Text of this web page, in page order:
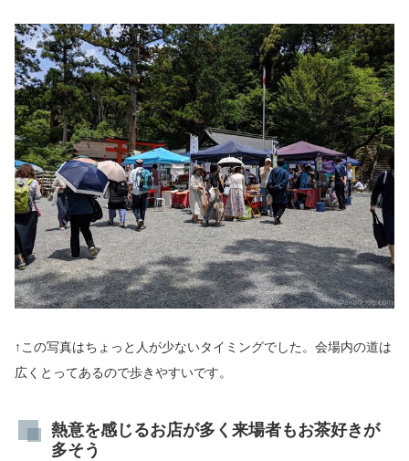
↑この写真はちょっと人が少ないタイミングでした。会場内の道は
広くとってあるので歩きやすいです。
熱意を感じるお店が多く来場者もお茶好きが
多そう